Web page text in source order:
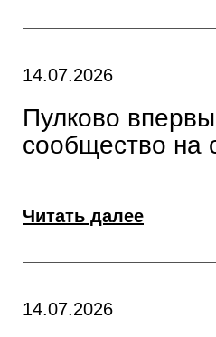
14.07.2026
Пулково
сообщество на
Читать далее
14.07.2026